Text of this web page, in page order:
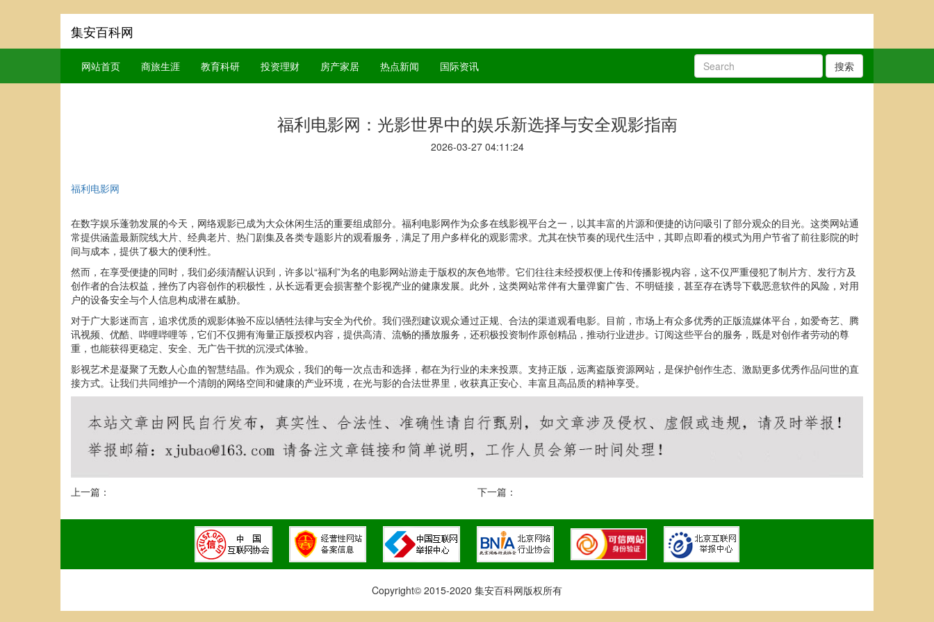
集安百科网
网站首页 商旅生涯 教育科研 投资理财 房产家居 热点新闻 国际资讯 搜索
福利电影网：光影世界中的娱乐新选择与安全观影指南
2026-03-27 04:11:24
福利电影网
在数字娱乐蓬勃发展的今天，网络观影已成为大众休闲生活的重要组成部分。福利电影网作为众多在线影视平台之一，以其丰富的片源和便捷的访问吸引了部分观众的目光。这类网站通
常提供涵盖最新院线大片、经典老片、热门剧集及各类专题影片的观看服务，满足了用户多样化的观影需求。尤其在快节奏的现代生活中，其即点即看的模式为用户节省了前往影院的时
间与成本，提供了极大的便利性。
然而，在享受便捷的同时，我们必须清醒认识到，许多以“福利”为名的电影网站游走于版权的灰色地带。它们往往未经授权便上传和传播影视内容，这不仅严重侵犯了制片方、发行方及
创作者的合法权益，挫伤了内容创作的积极性，从长远看更会损害整个影视产业的健康发展。此外，这类网站常伴有大量弹窗广告、不明链接，甚至存在诱导下载恶意软件的风险，对用
户的设备安全与个人信息构成潜在威胁。
对于广大影迷而言，追求优质的观影体验不应以牺牲法律与安全为代价。我们强烈建议观众通过正规、合法的渠道观看电影。目前，市场上有众多优秀的正版流媒体平台，如爱奇艺、腾
讯视频、优酷、哔哩哔哩等，它们不仅拥有海量正版授权内容，提供高清、流畅的播放服务，还积极投资制作原创精品，推动行业进步。订阅这些平台的服务，既是对创作者劳动的尊
重，也能获得更稳定、安全、无广告干扰的沉浸式体验。
影视艺术是凝聚了无数人心血的智慧结晶。作为观众，我们的每一次点击和选择，都在为行业的未来投票。支持正版，远离盗版资源网站，是保护创作生态、激励更多优秀作品问世的直
接方式。让我们共同维护一个清朗的网络空间和健康的产业环境，在光与影的合法世界里，收获真正安心、丰富且高品质的精神享受。
上一篇： 下一篇：
Copyright© 2015-2020 集安百科网版权所有